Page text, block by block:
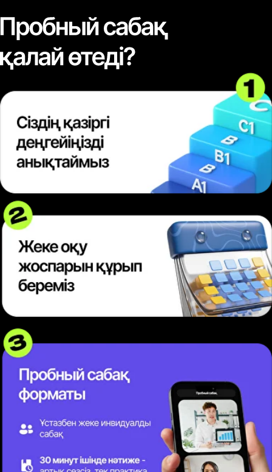
бастағысы келетін
ересектер мен балаларға